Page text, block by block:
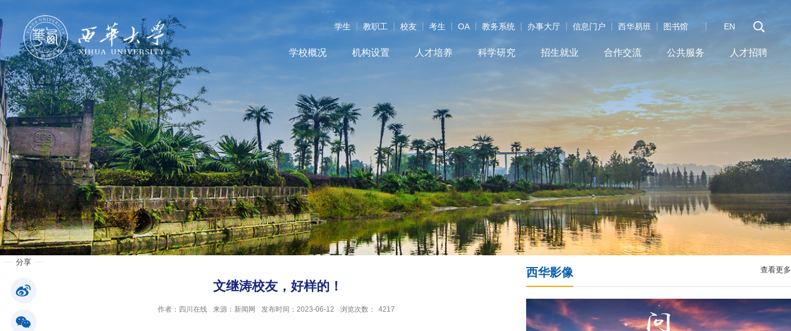
学生 教职工 校友 考生 OA 教务系统 办事大厅 信息门户 西华易班 图书馆 EN
学校概况 机构设置 人才培养 科学研究 招生就业 合作交流 公共服务 人才招聘
学校概况
机构设置
人才培养
科学研究
招生就业
合作交流
公共服务
分享
文继涛校友，好样的！
作者：四川在线 来源：新闻网 发布时间：2023-06-12 浏览次数： 4217
西华影像 查看更多